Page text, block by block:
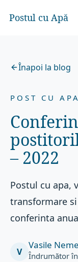
Postul cu Apă
Înapoi la blog
POST CU APA
– 2022
Postul cu apa,
transformare
conferinta
V
Vasile
Îndrumător